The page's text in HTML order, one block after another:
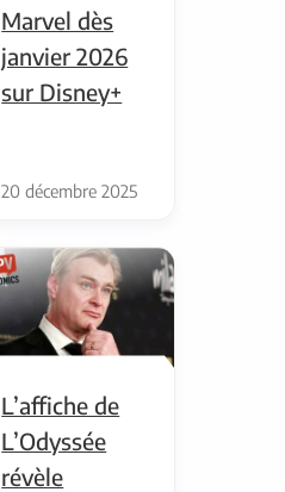
Marvel dès
janvier 2026
sur Disney+
20 décembre 2025
L’affiche de
L’Odyssée
révèle